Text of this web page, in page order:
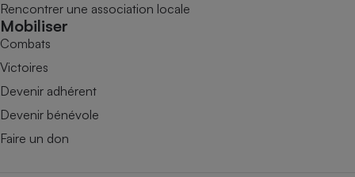
Rencontrer une association locale
Mobiliser
Combats
Victoires
Devenir adhérent
Devenir bénévole
Faire un don